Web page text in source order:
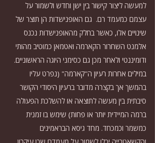
למעשה ליצור קישור בין ישן וחדש ולשמור על
עצמם כמעמד רם.  גם האופנישדות הן תוצר של
שינויים אלו, כאשר בחלק מהאופנישדות נכנס
אלמנט השחרור הקארמה ואטמאן כמוטיב מהותי
ודומיננטי ולאחר מכן גם כסימני היוגה הראשוניים.
במילים אחרות רעיון ה"קארמה" (נפרט עליו
בהמשך אך בקצרה מדובר ברעיון היסודי הקושר
סיבתית בין מעשה לתוצאה או להשלכת הפעולה
ברמה המיידית יותר או פחות) שימש בו זמנית
כמשמר וכמכחד. מחד גיסא הבראמינים